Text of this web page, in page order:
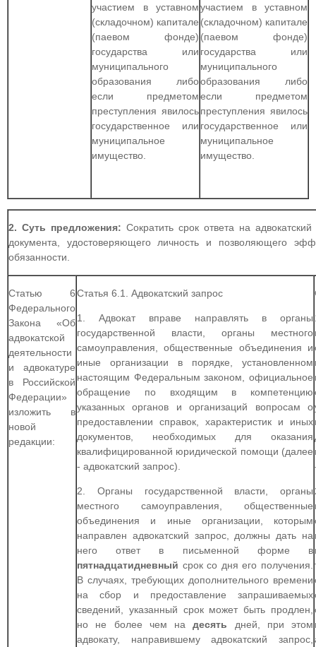
участием в уставном
(складочном) капитале
(паевом фонде)
государства или
муниципального
образования либо
если предметом
преступления явилось
государственное или
муниципальное
имущество.
участием в уставном
(складочном) капитале
(паевом фонде)
государства или
муниципального
образования либо
если предметом
преступления явилось
государственное или
муниципальное
имущество.
2. Суть предложения: Сократить срок ответа на
документа, удостоверяющего личность и позволяющего
обязанности.
Статью 6
Федерального
Закона «Об
адвокатской
деятельности
и адвокатуре
в Российской
Федерации»
изложить в
новой
редакции:
Статья 6.1. Адвокатский запрос
1. Адвокат вправе направлять в органы
государственной власти, органы местного
самоуправления, общественные объединения и
иные организации в порядке, установленном
настоящим Федеральным законом, официальное
обращение по входящим в компетенцию
указанных органов и организаций вопросам о
предоставлении справок, характеристик и иных
документов, необходимых для оказания
квалифицированной юридической помощи (далее
- адвокатский запрос).
2. Органы государственной власти, органы
местного самоуправления, общественные
объединения и иные организации, которым
направлен адвокатский запрос, должны дать на
него ответ в письменной форме в
пятнадцатидневный срок со дня его получения.
В случаях, требующих дополнительного времени
на сбор и предоставление запрашиваемых
сведений, указанный срок может быть продлен,
но не более чем надесять дней, при этом
адвокату, направившему адвокатский запрос,